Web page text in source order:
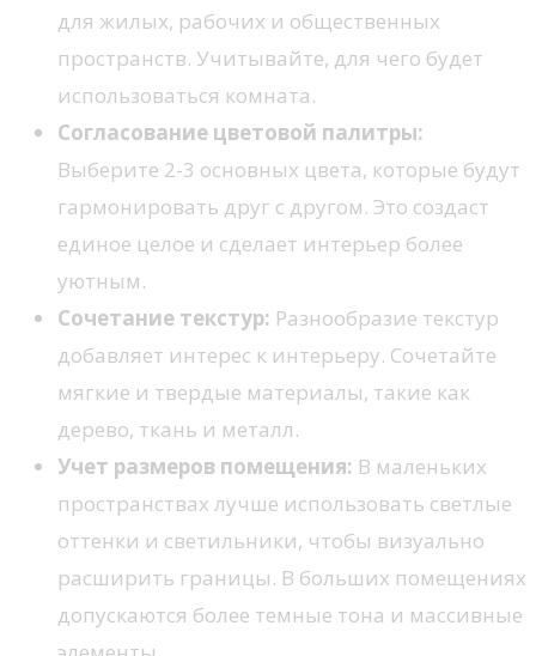
для жилых, рабочих и общественных
пространств. Учитывайте, для чего будет
использоваться комната.
Согласование цветовой палитры:
Выберите 2-3 основных цвета, которые будут
гармонировать друг с другом. Это создаст
единое целое и сделает интерьер более
уютным.
Сочетание текстур: Разнообразие текстур
добавляет интерес к интерьеру. Сочетайте
мягкие и твердые материалы, такие как
дерево, ткань и металл.
Учет размеров помещения: В маленьких
пространствах лучше использовать светлые
оттенки и светильники, чтобы визуально
расширить границы. В больших помещениях
допускаются более темные тона и массивные